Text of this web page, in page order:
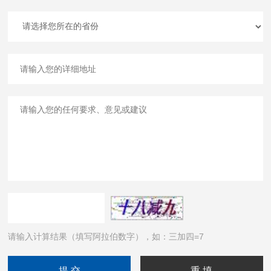
请输入计算结果（填写阿拉伯数字），如：三加四=7